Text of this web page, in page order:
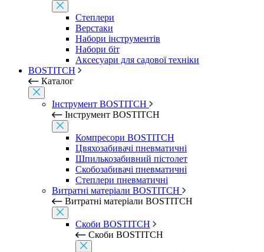
Степлери
Верстаки
Набори інструментів
Набори біт
Аксесуари для садової техніки
BOSTITCH
Каталог
Інструмент BOSTITCH
Інструмент BOSTITCH
Компресори BOSTITCH
Цвяхозабивачі пневматичні
Шпилькозабивний пістолет
Скобозабивачі пневматичні
Степлери пневматичні
Витратні матеріали BOSTITCH
Витратні матеріали BOSTITCH
Скоби BOSTITCH
Скоби BOSTITCH